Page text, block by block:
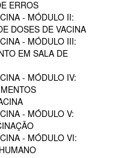
ERROS
- MÓDULO II:
DOSES DE VACINA
- MÓDULO III:
EM SALA DE
- MÓDULO IV:
- MÓDULO V:
- MÓDULO VI: